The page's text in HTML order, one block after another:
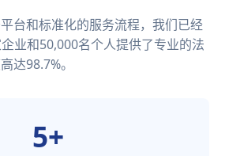
台和标准化的服务流程，我们已经
业和50,000名个人提供了专业的法
达98.7%。
5+